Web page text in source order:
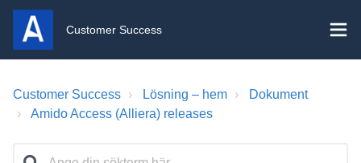
Customer Success
Customer Success Lösning – hem
Dokument
Amido Access (Alliera) releases